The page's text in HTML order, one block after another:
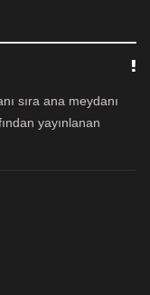
sıra ana meydanı
yayınlanan